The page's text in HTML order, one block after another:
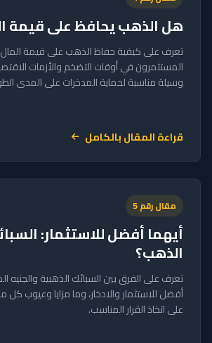
هل الذهب يحافظ على قيمة
تعرف على كيفية حفاظ الذهب على قيمة المال،
المستثمرون في أوقات التضخم والأزمات
وسيلة مناسبة لحماية المدخرات على المدى
قراءة المقال بالكامل
مقال رقم 5
أيهما أفضل للاستثمار:
الذهب؟
تعرف على الفرق بين السبائك الذهبية والجنيه
أفضل للاستثمار والادخار، وما مزايا وعيوب
على اتخاذ القرار المناسب.